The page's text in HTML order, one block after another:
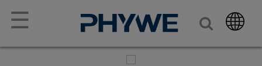
☰